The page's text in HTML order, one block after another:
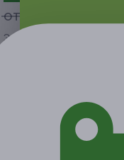
от 4 000 руб.
Экономия от 2 320 руб.